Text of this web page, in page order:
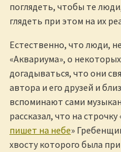
поглядеть, чтобы те
глядеть при этом на их
Естественно, что люди,
«Аквариума», о
догадываться, что они
автора и его друзей и
вспоминают сами
рассказал, что на строчку
пишет на небе»
хвосту которого была